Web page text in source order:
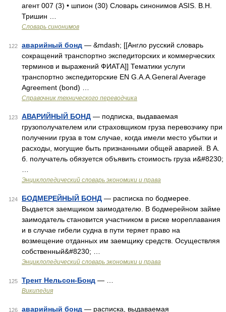
агент 007 (3) • шпион (30) Словарь синонимов ASIS. В.Н.
Тришин …
Словарь синонимов
122 аварийный бонд — &mdash; [[Англо русский словарь
сокращений транспортно экспедиторских и коммерческих
терминов и выражений ФИАТА]] Тематики услуги
транспортно экспедиторские EN G.А.А.General Average
Agreement (bond) …
Справочник технического переводчика
123 АВАРИЙНЫЙ БОНД — подписка, выдаваемая
грузополучателем или страховщиком груза перевозчику при
получении груза в том случае, когда имели место убытки и
расходы, могущие быть признанными общей аварией. В А.
б. получатель обязуется объявить стоимость груза и&#8230;
Энциклопедический словарь экономики и права
124 БОДМЕРЕЙНЫЙ БОНД — расписка по бодмерее.
Выдается заемщиком заимодателю. В бодмерейном займе
заимодатель становится участником в риске мореплавания
и в случае гибели судна в пути теряет право на
возмещение отданных им заемщику средств. Осуществляя
собственный&#8230; …
Энциклопедический словарь экономики и права
125 Трент Нельсон-Бонд — …
Википедия
126 аварийный бонд — расписка, выдаваемая